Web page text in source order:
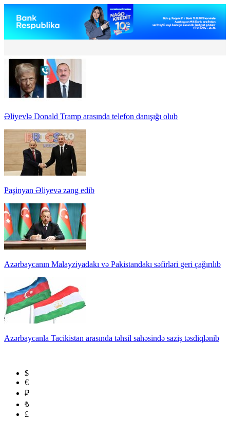
Əliyevlə Donald Tramp arasında telefon danışığı olub
Paşinyan Əliyevə zəng edib
Azərbaycanın Malayziyadakı və Pakistandakı səfirləri geri çağırılıb
Azərbaycanla Tacikistan arasında təhsil sahəsində saziş təsdiqlənib
$
€
₽
₺
£